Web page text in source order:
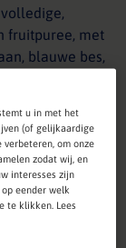
fruitpuree, met
blauwe bes,
in twee
mango.
optie voor
energie en
u in met het
(of gelijkaardige
om onze
zodat wij, en
interesses zijn
eender welk
te klikken. Lees